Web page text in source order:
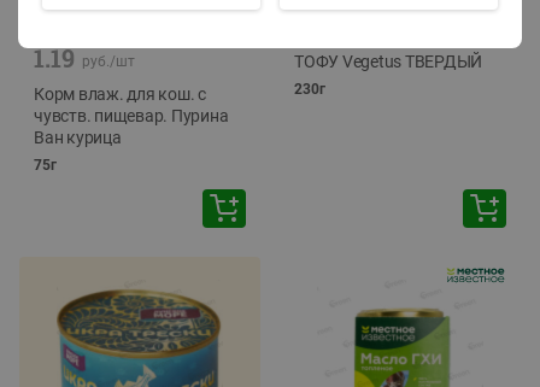
1.19 руб./шт
Корм влаж. для кош. с
чувств. пищевар. Пурина
Ван курица
75г
ТОФУ Vegetus ТВЕРДЫЙ
230г